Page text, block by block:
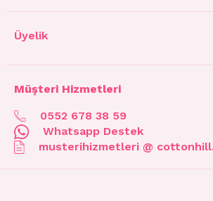
Üyelik
Müşteri Hizmetleri
0552 678 38 59
Whatsapp Destek
musterihizmetleri @